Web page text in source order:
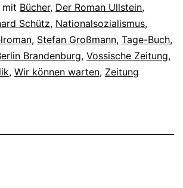
mit Bücher, Der Roman Ullstein,
Schütz, Nationalsozialismus,
, Stefan Großmann, Tage-Buch,
Brandenburg, Vossische Zeitung,
, Wir können warten, Zeitung